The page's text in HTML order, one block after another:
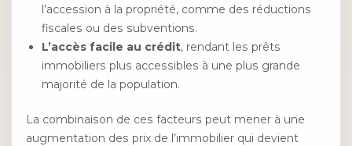
l’accession à la propriété, comme des réductions
fiscales ou des subventions.
L’accès facile au crédit, rendant les prêts
immobiliers plus accessibles à une plus grande
majorité de la population.
La combinaison de ces facteurs peut mener à une
augmentation des prix de l’immobilier qui devient